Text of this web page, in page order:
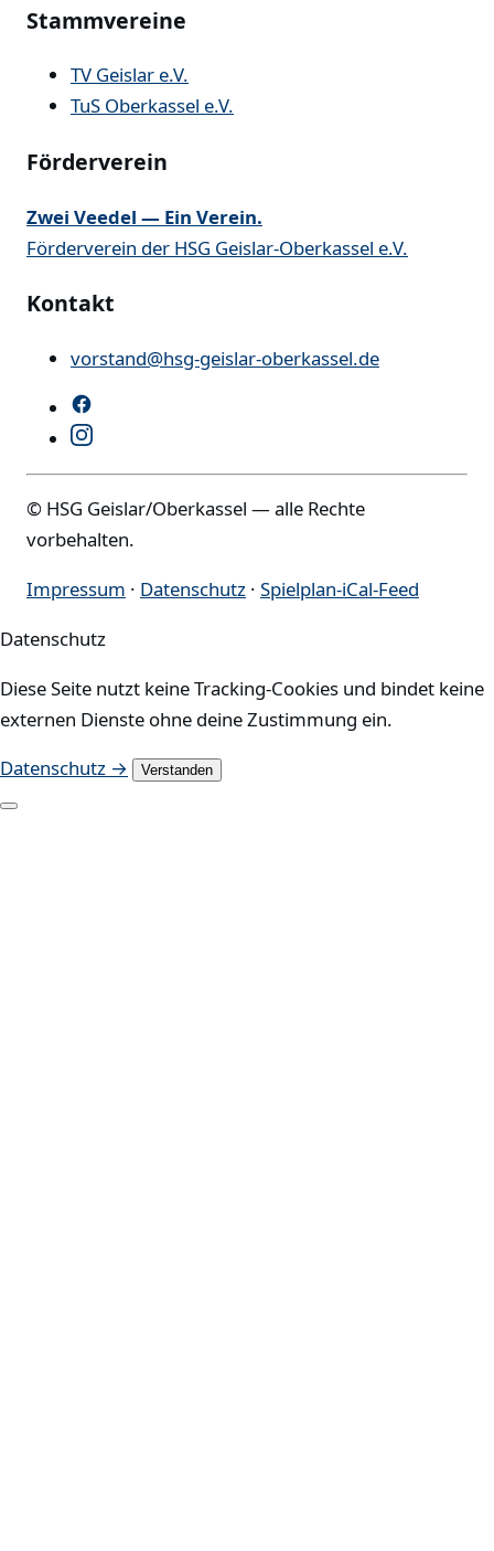
Stammvereine
TV Geislar e.V.
TuS Oberkassel e.V.
Förderverein
Zwei Veedel — Ein Verein.
Förderverein der HSG Geislar-Oberkassel e.V.
Kontakt
vorstand@hsg-geislar-oberkassel.de
© HSG Geislar/Oberkassel — alle Rechte
vorbehalten.
Impressum · Datenschutz · Spielplan-iCal-Feed
Datenschutz
Diese Seite nutzt keine Tracking-Cookies und bindet keine
externen Dienste ohne deine Zustimmung ein.
Datenschutz →
Verstanden